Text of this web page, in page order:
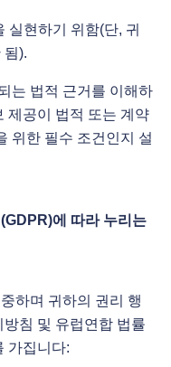
실현하기 위함(단, 귀
됨).
는 법적 근거를 이해하
제공이 법적 또는 계약
위한 필수 조건인지 설
에 따라 누리는
하며 귀하의 권리 행
침 및 유럽연합 법률
가집니다: